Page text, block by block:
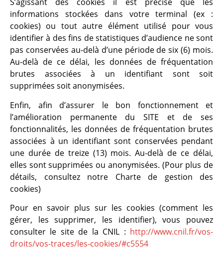
S’agissant des cookies il est précisé que les
informations stockées dans votre terminal (ex :
cookies) ou tout autre élément utilisé pour vous
identifier à des fins de statistiques d’audience ne sont
pas conservées au-delà d’une période de six (6) mois.
Au-delà de ce délai, les données de fréquentation
brutes associées à un identifiant sont soit
supprimées soit anonymisées.
Enfin, afin d’assurer le bon fonctionnement et
l’amélioration permanente du SITE et de ses
fonctionnalités, les données de fréquentation brutes
associées à un identifiant sont conservées pendant
une durée de treize (13) mois. Au-delà de ce délai,
elles sont supprimées ou anonymisées. (Pour plus de
détails, consultez notre Charte de gestion des
cookies)
Pour en savoir plus sur les cookies (comment les
gérer, les supprimer, les identifier), vous pouvez
consulter le site de la CNIL : http://www.cnil.fr/vos-
droits/vos-traces/les-cookies/#c5554